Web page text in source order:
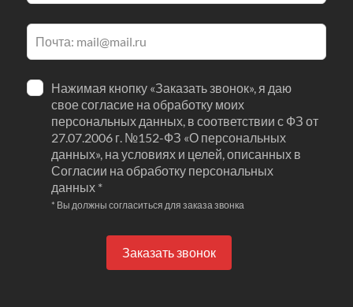
Нажимая кнопку «Заказать звонок», я даю
свое согласие на обработку моих
персональных данных, в соответствии с ФЗ от
27.07.2006 г. №152-ФЗ «О персональных
данных», на условиях и целей, описанных в
Согласии на обработку персональных
данных *
* Вы должны согласиться для заказа звонка
Заказать звонок